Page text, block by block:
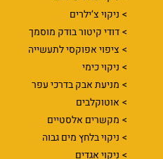
ניקוי צ’ילרים
דודי קיטור בודק מוסמך
ציפוי אפוקסי לתעשייה
ניקוי כימי
מניעת אבק בדרכי עפר
אוטוקלבים
מקשרים אלסטיים
ניקוי בלחץ מים גבוה
ניקוי אגדים